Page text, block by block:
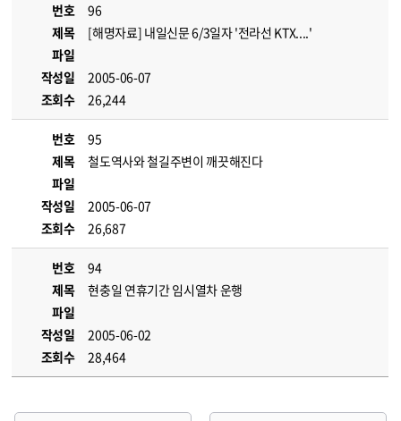
번호
96
제목
[해명자료] 내일신문 6/3일자 '전라선 KTX....'
파일
작성일
2005-06-07
조회수
26,244
번호
95
제목
철도역사와 철길주변이 깨끗해진다
파일
작성일
2005-06-07
조회수
26,687
번호
94
제목
현충일 연휴기간 임시열차 운행
파일
작성일
2005-06-02
조회수
28,464